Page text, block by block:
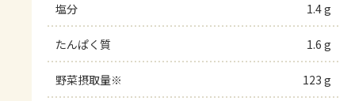
塩分 1.4 g
たんぱく質 1.6 g
野菜摂取量※ 123 g